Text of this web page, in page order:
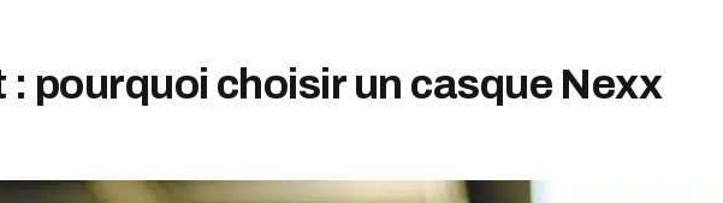
: pourquoi choisir un casque Nexx